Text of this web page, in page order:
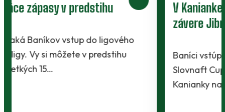
V Kanianke rozhodol z penalty v
Baníci vstúpili do ostrej sezóny súbojom 1. kola
Slovnaft Cupu, keď vycestovali do neďalekej
Kanianky na menšie "derby". Takmer 700…